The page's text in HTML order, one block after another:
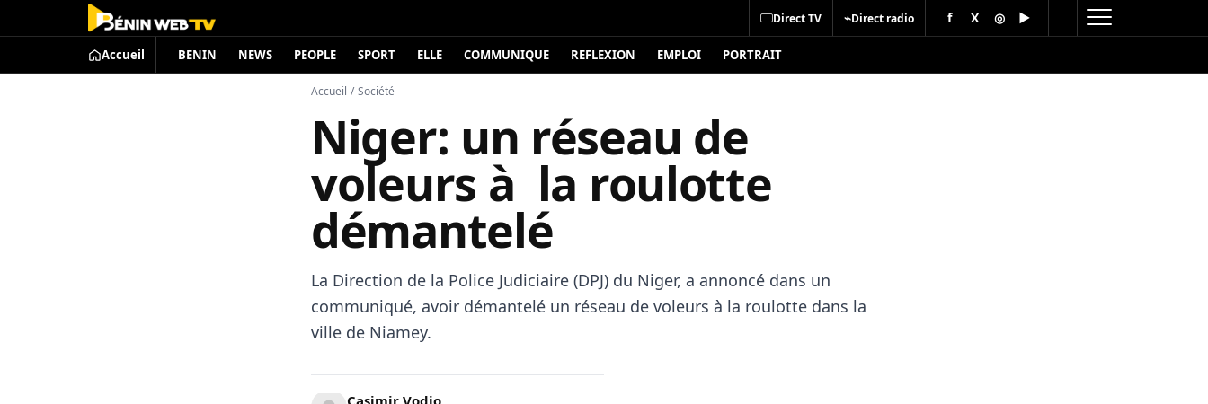
Direct TV ⌁Direct radio f X ◎ ▶
Accueil BENIN NEWS PEOPLE SPORT ELLE COMMUNIQUE REFLEXION EMPLOI PORTRAIT
Accueil / Société
Niger: un réseau de
voleurs à la roulotte
démantelé
La Direction de la Police Judiciaire (DPJ) du Niger, a annoncé dans un
communiqué, avoir démantelé un réseau de voleurs à la roulotte dans la
ville de Niamey.
Casimir Vodjo